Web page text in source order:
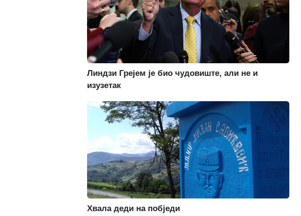
Линдзи Грејем је био чудовиште, али не и
изузетак
Хвала деди на побједи